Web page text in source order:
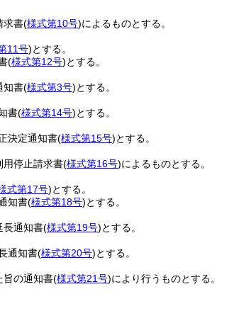
求書(様式第10号)によるものとする。
11号)とする。
(様式第12号)とする。
知書(様式第3号)とする。
書(様式第14号)とする。
決定通知書(様式第15号)とする。
用停止請求書(様式第16号)によるものとする。
式第17号)とする。
知書(様式第18号)とする。
長通知書(様式第19号)とする。
通知書(様式第20号)とする。
旨の通知書(様式第21号)により行うものとする。